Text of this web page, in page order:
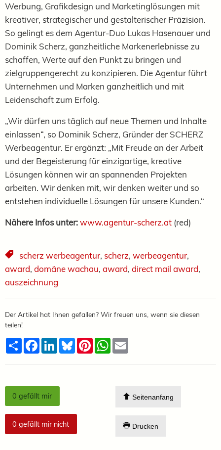
Werbung, Grafikdesign und Marketinglösungen mit
kreativer, strategischer und gestalterischer Präzision.
So gelingt es dem Agentur-Duo Lukas Hasenauer und
Dominik Scherz, ganzheitliche Markenerlebnisse zu
schaffen, Werte auf den Punkt zu bringen und
zielgruppengerecht zu konzipieren. Die Agentur führt
Unternehmen und Marken ganzheitlich und mit
Leidenschaft zum Erfolg.
„Wir dürfen uns täglich auf neue Themen und Inhalte
einlassen“, so Dominik Scherz, Gründer der SCHERZ
Werbeagentur. Er ergänzt: „Mit Freude an der Arbeit
und der Begeisterung für einzigartige, kreative
Lösungen können wir an spannenden Projekten
arbeiten. Wir denken mit, wir denken weiter und so
entstehen individuelle Lösungen für unsere Kunden.“
Nähere Infos unter:www.agentur-scherz.at (red)
scherz werbeagentur, scherz, werbeagentur,
award, domäne wachau, award, direct mail award,
auszeichnung
Der Artikel hat Ihnen gefallen? Wir freuen uns, wenn sie diesen
teilen!
TeilenFacebook
LinkedInBlueskyPinterestWhatsApp
0 gefällt mir
0 gefällt mir nicht
Seitenanfang
Drucken